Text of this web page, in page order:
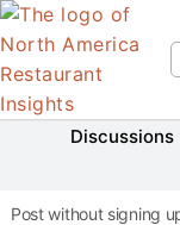
Discussions
Post without signing